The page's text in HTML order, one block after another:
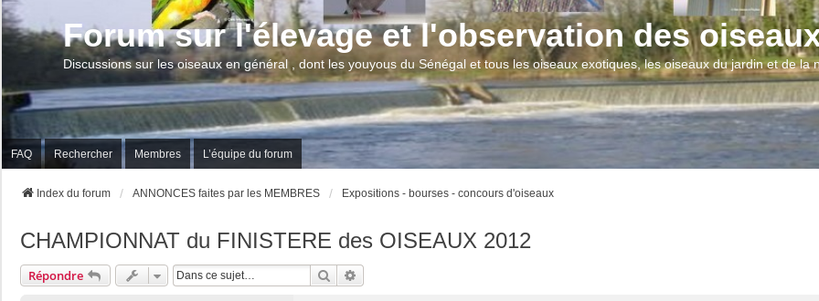
Forum sur l'élevage et l'observation des
Discussions sur les oiseaux en général , dont les youyous du Sénégal et tous les oiseaux exotiques, les oiseaux du jardin et de la
FAQ Rechercher Membres L’équipe du forum
Index du forum ANNONCES faites par les MEMBRES Expositions - bourses - concours d'oiseaux
CHAMPIONNAT du FINISTERE des OISEAUX 2012
Répondre Rechercher